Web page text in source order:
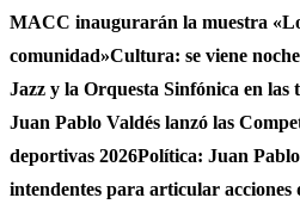
MACC inaugurarán la muestra
comunidad»Cultura: se viene
Jazz y la Orquesta Sinfónica en las
Juan Pablo Valdés lanzó las
deportivas 2026Política: Juan
intendentes para articular acciones